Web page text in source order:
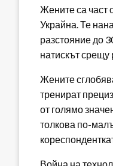
Жените са част
Украйна. Те
разстояние до
натискът срещу
Жените
тренират
от голямо
толкова по-